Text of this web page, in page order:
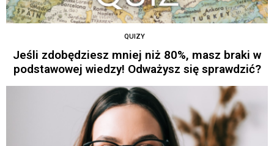
QUIZY
Jeśli zdobędziesz mniej niż 80%, masz braki w
podstawowej wiedzy! Odważysz się sprawdzić?